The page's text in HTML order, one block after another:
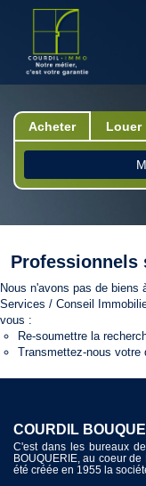
Acheter Louer
Nous n'avons pas de biens
Services / Conseil
vous :
Re-soumettre la
Transmettez-nous votre
COURDIL
C'est dans les bureaux
BOUQUERIE, au coeur de
été créée en 1955 la